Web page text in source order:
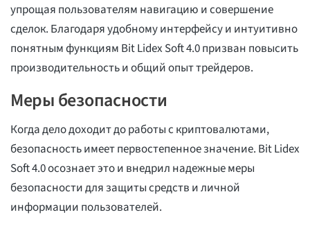
упрощая пользователям навигацию и совершение
сделок. Благодаря удобному интерфейсу и интуитивно
понятным функциям Bit Lidex Soft 4.0 призван повысить
производительность и общий опыт трейдеров.
Меры безопасности
Когда дело доходит до работы с криптовалютами,
безопасность имеет первостепенное значение. Bit Lidex
Soft 4.0 осознает это и внедрил надежные меры
безопасности для защиты средств и личной
информации пользователей.